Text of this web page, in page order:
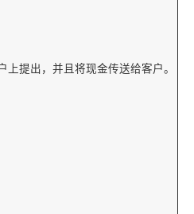
上提出，并且将现金传送给客户。